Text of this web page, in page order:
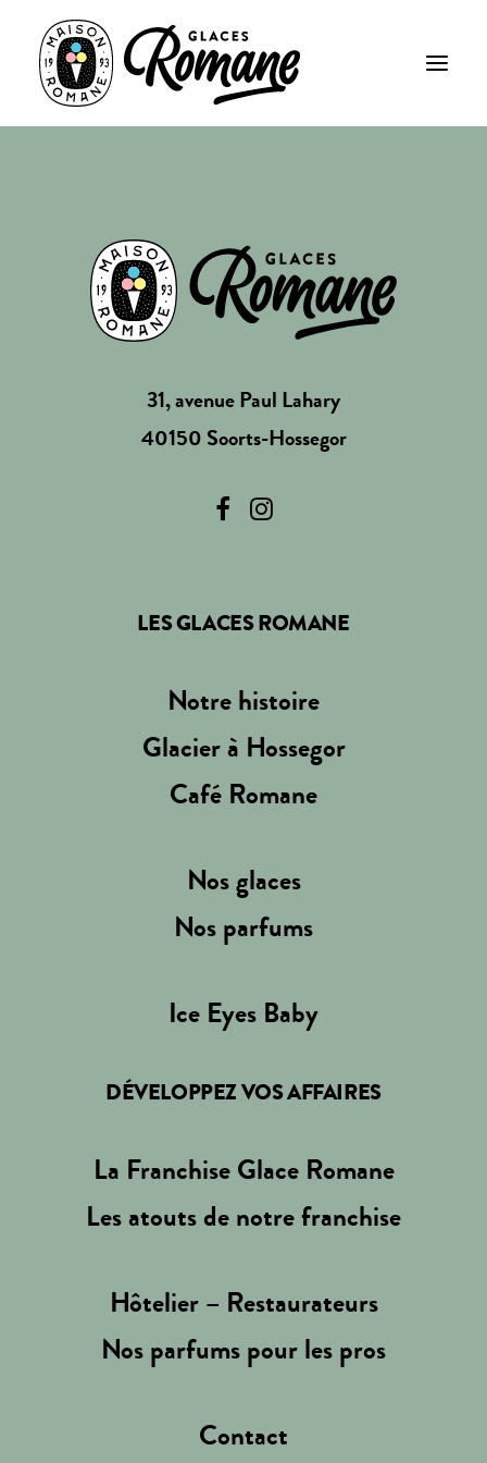
31, avenue Paul Lahary
40150 Soorts-Hossegor
LES GLACES ROMANE
Notre histoire
Glacier à Hossegor
Café Romane
Nos glaces
Nos parfums
Ice Eyes Baby
DÉVELOPPEZ VOS AFFAIRES
La Franchise Glace Romane
Les atouts de notre franchise
Hôtelier – Restaurateurs
Nos parfums pour les pros
Contact